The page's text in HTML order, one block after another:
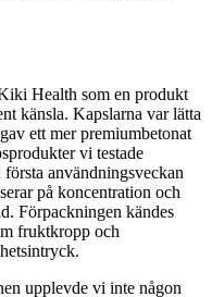
Health som en produkt
känsla. Kapslarna var lätta
ett mer premiumbetonat
vi testade
användningsveckan
på koncentration och
Förpackningen kändes
fruktkropp och
upplevde vi inte någon